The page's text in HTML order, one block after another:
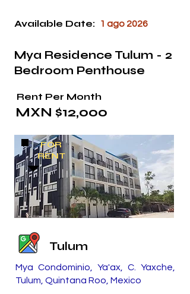
Available Date: 1 ago 2026
Mya Residence Tulum - 2
Bedroom Penthouse
Rent Per Month
MXN $12,000
FOR
RENT
Tulum
Mya Condominio, Ya'ax, C. Yaxche,
Tulum, Quintana Roo, Mexico